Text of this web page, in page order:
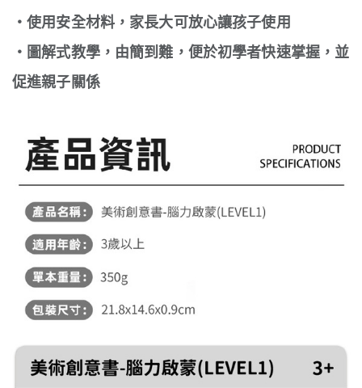
・使用安全材料，家長大可放心讓孩子使用
・圖解式教學，由簡到難，便於初學者快速掌握，並
促進親子關係